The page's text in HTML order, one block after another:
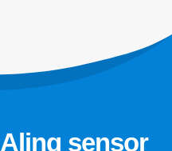
Aling sensor